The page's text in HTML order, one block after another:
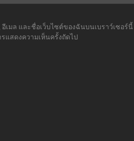
เมล และชื่อเว็บไซต์ของฉันบนเบราว์เซอร์นี้
แสดงความเห็นครั้งถัดไป